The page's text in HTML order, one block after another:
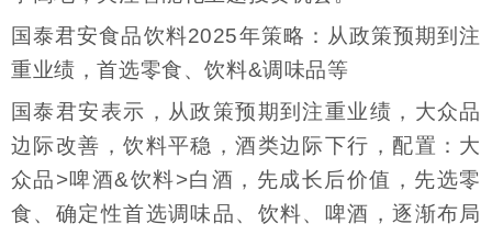
国泰君安食品饮料2025年策略：从政策预期到注
重业绩，首选零食、饮料&调味品等
国泰君安表示，从政策预期到注重业绩，大众品
边际改善，饮料平稳，酒类边际下行，配置：大
众品>啤酒&饮料>白酒，先成长后价值，先选零
食、确定性首选调味品、饮料、啤酒，逐渐布局